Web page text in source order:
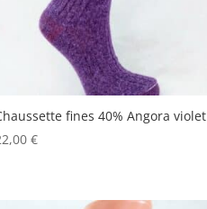
fines 40% Angora violet
€